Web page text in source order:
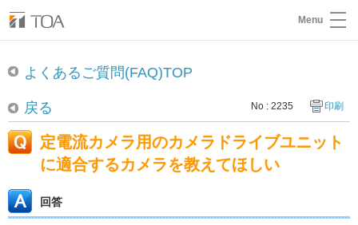
Menu
よくあるご質問(FAQ)TOP
戻る No : 2235 印刷
定電流カメラ用のカメラドライブユニット
に適合するカメラを教えてほしい
回答